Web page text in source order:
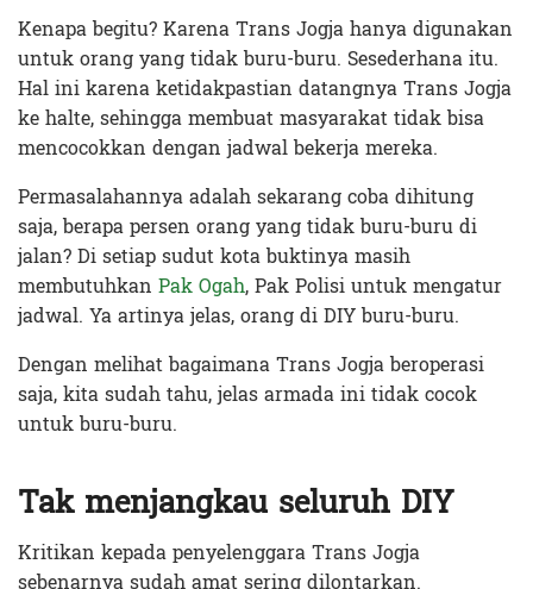
Kenapa begitu? Karena Trans Jogja hanya digunakan
untuk orang yang tidak buru-buru. Sesederhana itu.
Hal ini karena ketidakpastian datangnya Trans Jogja
ke halte, sehingga membuat masyarakat tidak bisa
mencocokkan dengan jadwal bekerja mereka.
Permasalahannya adalah sekarang coba dihitung
saja, berapa persen orang yang tidak buru-buru di
jalan? Di setiap sudut kota buktinya masih
membutuhkan Pak Ogah, Pak Polisi untuk mengatur
jadwal. Ya artinya jelas, orang di DIY buru-buru.
Dengan melihat bagaimana Trans Jogja beroperasi
saja, kita sudah tahu, jelas armada ini tidak cocok
untuk buru-buru.
Tak menjangkau seluruh DIY
Kritikan kepada penyelenggara Trans Jogja
sebenarnya sudah amat sering dilontarkan.